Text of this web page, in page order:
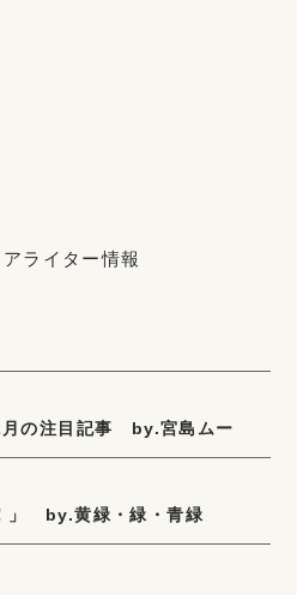
ライター情報
月の注目記事 by.宮島ムー
」 by.黄緑・緑・青緑